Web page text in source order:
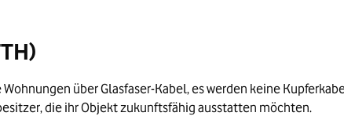
über Glasfaser-Kabel, es werden keine
die ihr Objekt zukunftsfähig ausstatten möchten.